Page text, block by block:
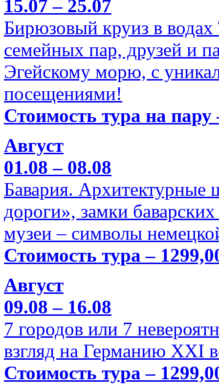
15.07 – 25.07
Бирюзовый круиз в
семейных пар, друзей и
Эгейскому морю, с
посещениями!
Стоимость тура на пару
Август
01.08 – 08.08
Бавария. Архитектурные
дороги», замки
музеи – символы
Стоимость тура –
Август
09.08 – 16.08
7 городов или 7
взгляд на Германию XXI
Стоимость тура –